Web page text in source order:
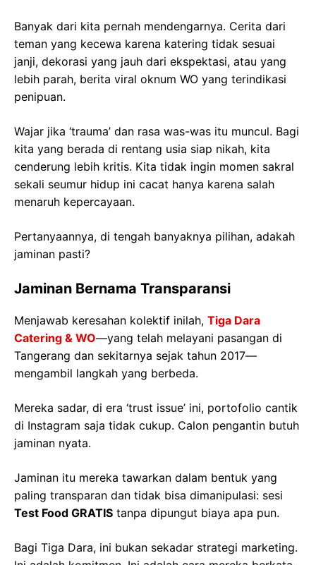
Banyak dari kita pernah mendengarnya. Cerita dari
teman yang kecewa karena katering tidak sesuai
janji, dekorasi yang jauh dari ekspektasi, atau yang
lebih parah, berita viral oknum WO yang terindikasi
penipuan.
Wajar jika ‘trauma’ dan rasa was-was itu muncul. Bagi
kita yang berada di rentang usia siap nikah, kita
cenderung lebih kritis. Kita tidak ingin momen sakral
sekali seumur hidup ini cacat hanya karena salah
menaruh kepercayaan.
Pertanyaannya, di tengah banyaknya pilihan, adakah
jaminan pasti?
Jaminan Bernama Transparansi
Menjawab keresahan kolektif inilah, Tiga Dara
Catering & WO—yang telah melayani pasangan di
Tangerang dan sekitarnya sejak tahun 2017—
mengambil langkah yang berbeda.
Mereka sadar, di era ‘trust issue’ ini, portofolio cantik
di Instagram saja tidak cukup. Calon pengantin butuh
jaminan nyata.
Jaminan itu mereka tawarkan dalam bentuk yang
paling transparan dan tidak bisa dimanipulasi: sesi
Test Food GRATIS tanpa dipungut biaya apa pun.
Bagi Tiga Dara, ini bukan sekadar strategi marketing.